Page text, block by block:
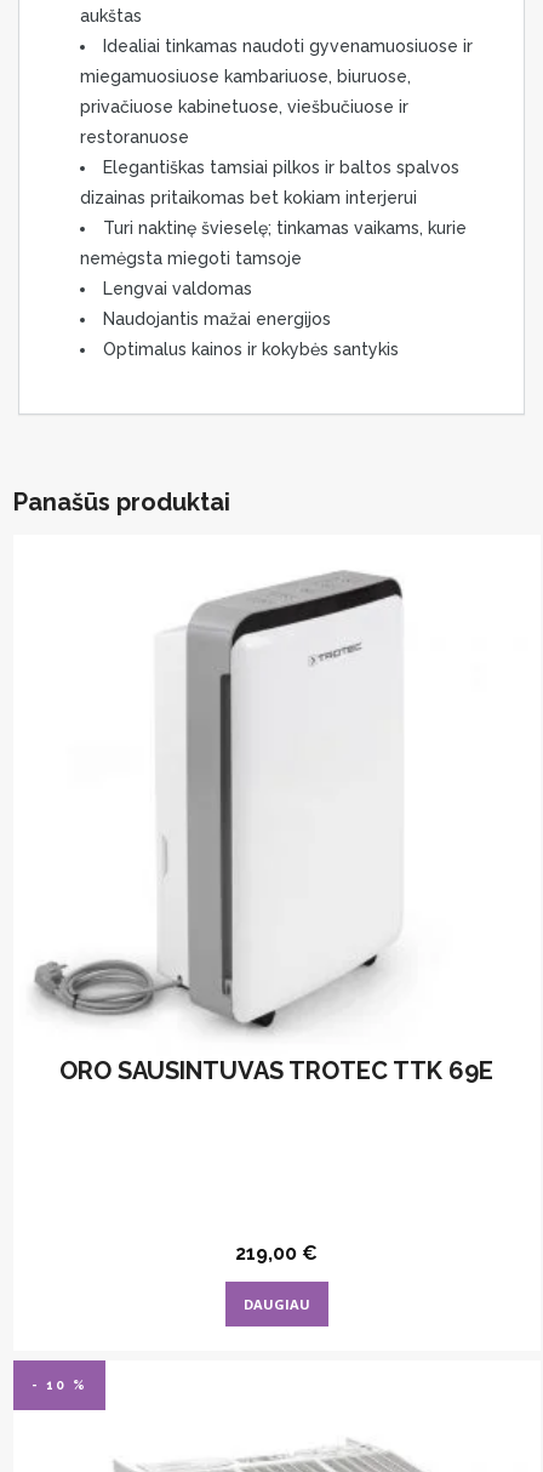
aukštas
Idealiai tinkamas naudoti gyvenamuosiuose ir
miegamuosiuose kambariuose, biuruose,
privačiuose kabinetuose, viešbučiuose ir
restoranuose
Elegantiškas tamsiai pilkos ir baltos spalvos
dizainas pritaikomas bet kokiam interjerui
Turi naktinę švieselę; tinkamas vaikams, kurie
nemėgsta miegoti tamsoje
Lengvai valdomas
Naudojantis mažai energijos
Optimalus kainos ir kokybės santykis
Panašūs produktai
ORO SAUSINTUVAS TROTEC TTK 69E
219,00 €
DAUGIAU
- 10 %